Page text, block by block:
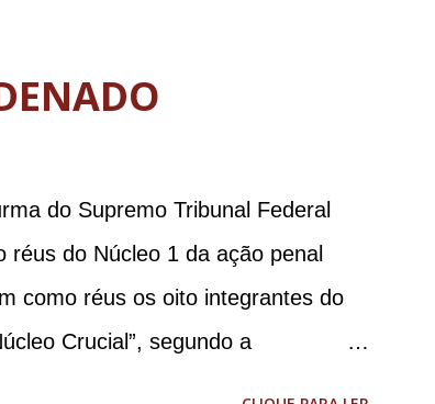
do Supremo Tribunal Federal
do Núcleo 1 da ação penal
como réus os oito integrantes do
Crucial”, segundo a